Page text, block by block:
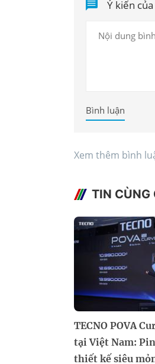
Ý kiến
Bình luận
Xem thêm bình
TIN CÙNG
TECNO POVA
tại Việt Nam:
thiết kế siêu